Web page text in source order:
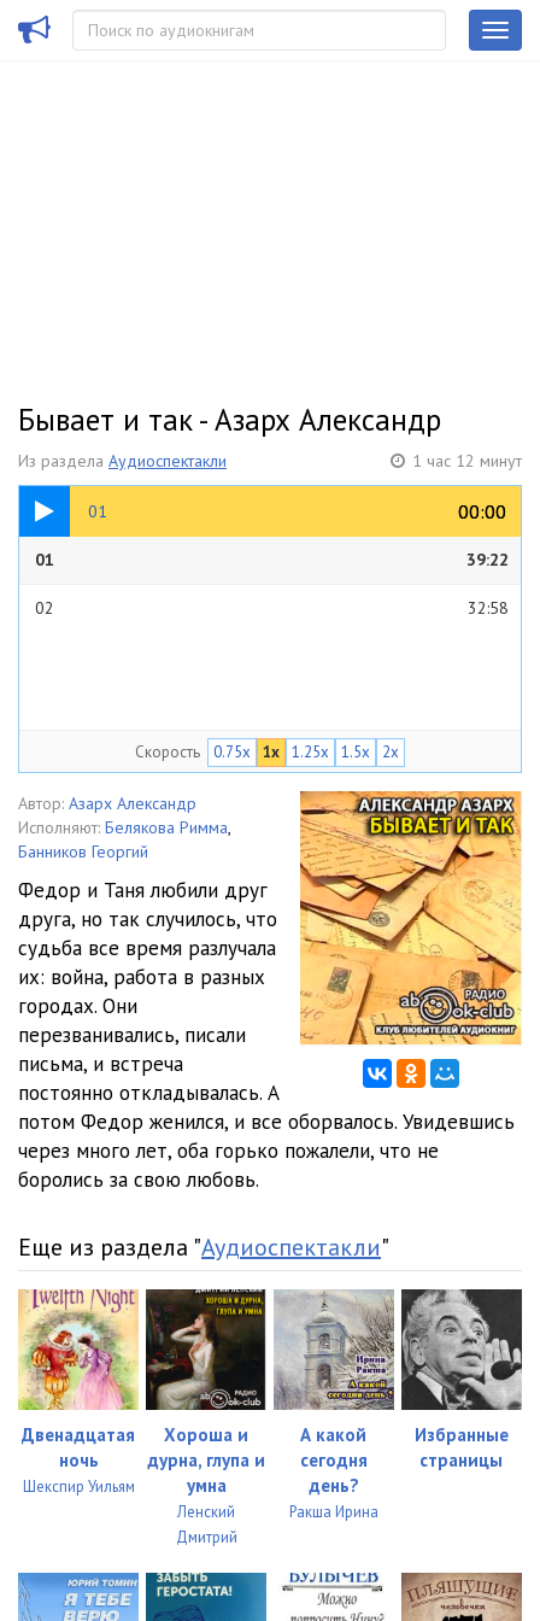
Бывает и так - Азарх Александр
Из раздела Аудиоспектакли 1 час 12 минут
01 00:00
00:00
39:22
01 39:22
02 32:58
Скорость 0.75x 1x 1.25x 1.5x 2x
Автор: Азарх Александр
Исполняют: Белякова Римма,
Банников Георгий
Федор и Таня любили друг
друга, но так случилось, что
судьба все время разлучала
их: война, работа в разных
городах. Они
перезванивались, писали
письма, и встреча
постоянно откладывалась. А
потом Федор женился, и все оборвалось. Увидевшись
через много лет, оба горько пожалели, что не
боролись за свою любовь.
Еще из раздела "Аудиоспектакли"
Двенадцатая
ночь
Шекспир Уильям
Хороша и
дурна, глупа и
умна
Ленский
Дмитрий
А какой
сегодня
день?
Ракша Ирина
Избранные
страницы